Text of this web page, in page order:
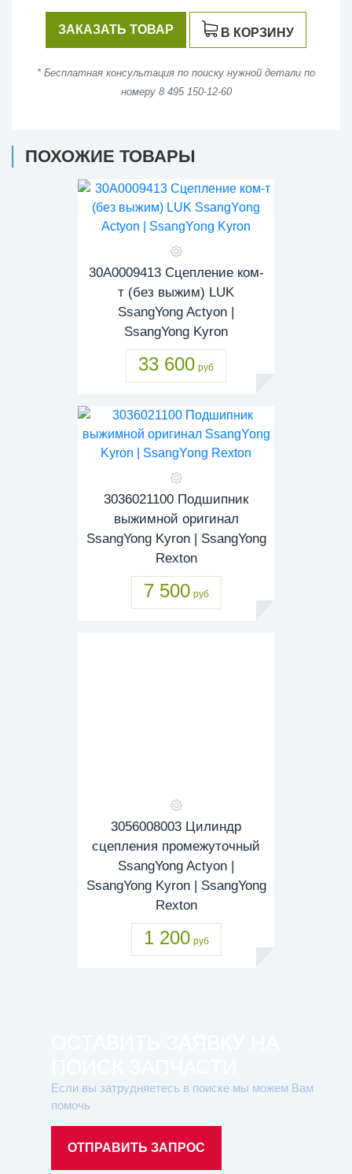
ЗАКАЗАТЬ ТОВАР В КОРЗИНУ
*Бесплатная консультация по поиску нужной детали по
номеру 8 495 150-12-60
ПОХОЖИЕ ТОВАРЫ
30A0009413 Сцепление ком-
т (без выжим) LUK
SsangYong Actyon |
SsangYong Kyron
33 600 руб
3036021100 Подшипник
выжимной оригинал
SsangYong Kyron | SsangYong
Rexton
7 500 руб
3056008003 Цилиндр
сцепления промежуточный
SsangYong Actyon |
SsangYong Kyron | SsangYong
Rexton
1 200 руб
Если вы затрудняетесь в поиске мы можем Вам
помочь
ОТПРАВИТЬ ЗАПРОС